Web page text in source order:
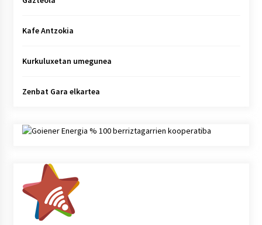
Kafe Antzokia
Kurkuluxetan umegunea
Zenbat Gara elkartea